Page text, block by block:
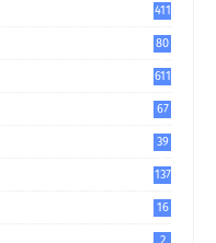
411
80
611
67
39
137
16
2